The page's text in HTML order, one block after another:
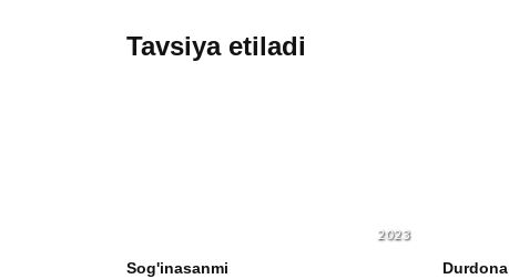
Tavsiya etiladi
2023
Sog'inasanmi Durdona